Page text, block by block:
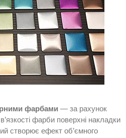
фарбами — за рахунок
фарби поверхні накладки
створює ефект об’ємного